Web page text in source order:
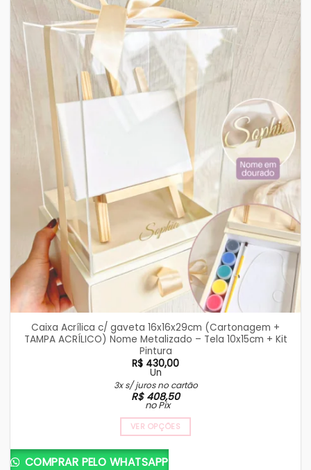
Caixa Acrílica c/ gaveta 16x16x29cm (Cartonagem +
TAMPA ACRÍLICO) Nome Metalizado – Tela 10x15cm + Kit
Pintura
R$ 430,00
Un
3x s/ juros no cartão
R$408,50
no Pix
VER OPÇÕES
COMPRAR PELO WHATSAPP